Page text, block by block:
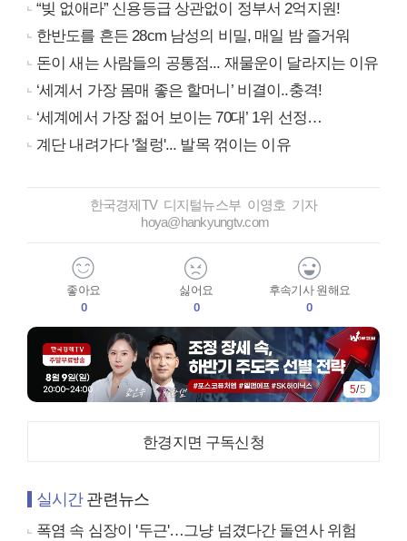
“빚 없애라” 신용등급 상관없이 정부서 2억지원!
한반도를 흔든 28cm 남성의 비밀, 매일 밤 즐거워
돈이 새는 사람들의 공통점... 재물운이 달라지는 이유
‘세계서 가장 몸매 좋은 할머니’ 비결이..충격!
‘세계에서 가장 젊어 보이는 70대’ 1위 선정…
계단 내려가다 '철렁'... 발목 꺾이는 이유
한국경제TV 디지털뉴스부 이영호 기자
hoya@hankyungtv.com
좋아요
0
싫어요
0
후속기사 원해요
0
5/5
한경지면 구독신청
실시간관련뉴스
폭염 속 심장이 '두근'…그냥 넘겼다간 돌연사 위험